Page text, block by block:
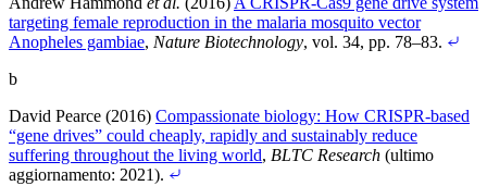
targeting female reproduction in the malaria mosquito vector
Anopheles gambiae, Nature Biotechnology, vol. 34, pp. 78–83.
b
David Pearce (2016) Compassionate biology: How CRISPR-based
“gene drives” could cheaply, rapidly and sustainably reduce
suffering throughout the living world, BLTC Research (ultimo
aggiornamento: 2021).